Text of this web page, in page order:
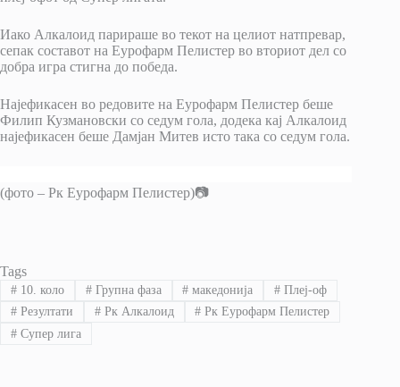
Иако Алкалоид парираше во текот на целиот натпревар,
сепак составот на Еурофарм Пелистер во вториот дел со
добра игра стигна до победа.
Најефикасен во редовите на Еурофарм Пелистер беше
Филип Кузмановски со седум гола, додека кај Алкалоид
најефикасен беше Дамјан Митев исто така со седум гола.
(фото – Рк Еурофарм Пелистер)📷
Tags
#10. коло #Групна фаза # македонија # Плеј-оф
#Резултати #Рк Алкалоид # Рк Еурофарм Пелистер
#Супер лига